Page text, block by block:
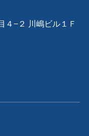
４−２ 川嶋ビル１Ｆ